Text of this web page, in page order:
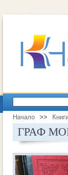
Начало >>
ГРАФ